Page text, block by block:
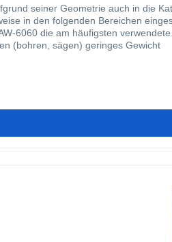
seiner Geometrie auch in die
Solarbranche Zaunbau Möbelbau Geländerbau Fassadenbau Im Bereich von
am häufigsten verwendete. Nachfolgend
(bohren, sägen) geringes Gewicht